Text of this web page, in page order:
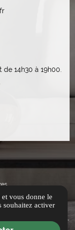
14h30 à 19h00.
vous donne le
souhaitez activer